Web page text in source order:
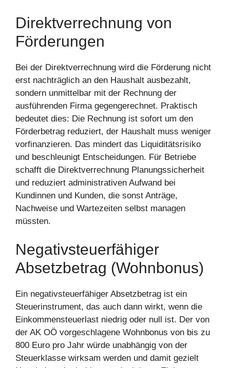
Direktverrechnung von
Förderungen
Bei der Direktverrechnung wird die Förderung nicht
erst nachträglich an den Haushalt ausbezahlt,
sondern unmittelbar mit der Rechnung der
ausführenden Firma gegengerechnet. Praktisch
bedeutet dies: Die Rechnung ist sofort um den
Förderbetrag reduziert, der Haushalt muss weniger
vorfinanzieren. Das mindert das Liquiditätsrisiko
und beschleunigt Entscheidungen. Für Betriebe
schafft die Direktverrechnung Planungssicherheit
und reduziert administrativen Aufwand bei
Kundinnen und Kunden, die sonst Anträge,
Nachweise und Wartezeiten selbst managen
müssten.
Negativsteuerfähiger
Absetzbetrag (Wohnbonus)
Ein negativsteuerfähiger Absetzbetrag ist ein
Steuerinstrument, das auch dann wirkt, wenn die
Einkommensteuerlast niedrig oder null ist. Der von
der AK OÖ vorgeschlagene Wohnbonus von bis zu
800 Euro pro Jahr würde unabhängig von der
Steuerklasse wirksam werden und damit gezielt